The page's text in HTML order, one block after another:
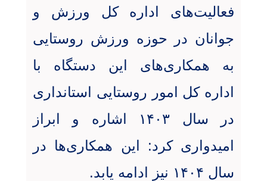
فعالیت‌های اداره کل ورزش و
جوانان در حوزه ورزش روستایی
به همکاری‌های این دستگاه با
اداره کل امور روستایی استانداری
در سال ۱۴۰۳ اشاره و ابراز
امیدواری کرد: این همکاری‌ها در
سال ۱۴۰۴ نیز ادامه یابد.